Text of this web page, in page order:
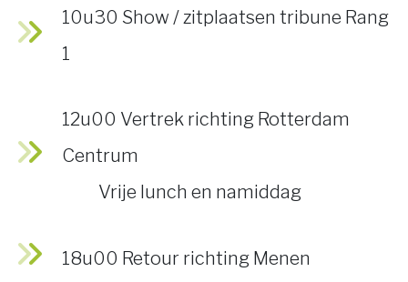
10u30 Show / zitplaatsen tribune Rang
1
12u00 Vertrek richting Rotterdam
Centrum
Vrije lunch en namiddag
18u00 Retour richting Menen